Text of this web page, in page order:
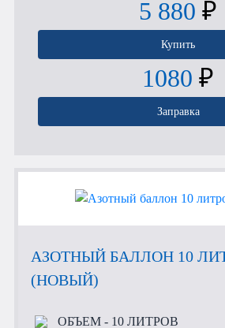
5 880 ₽
Купить
1080 ₽
Заправка
АЗОТНЫЙ БАЛЛОН 10
(НОВЫЙ)
ОБЪЕМ- 10 ЛИТРОВ